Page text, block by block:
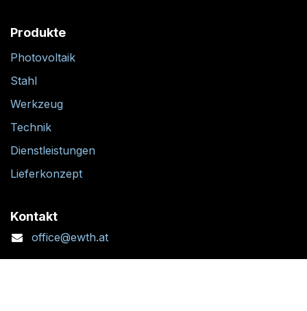
Produkte
Photovoltaik
Stahl
Werkzeug
Technik
Dienstleistungen
Lieferkonzept
Kontakt
office@ewth.at